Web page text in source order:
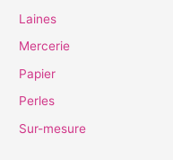
Laines
Mercerie
Papier
Perles
Sur-mesure